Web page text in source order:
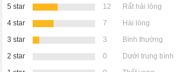
5 star
12
Rất hài lòng
4 star
7
Hài lòng
3 star
3
Bình thường
2 star
0
Dưới trung bình